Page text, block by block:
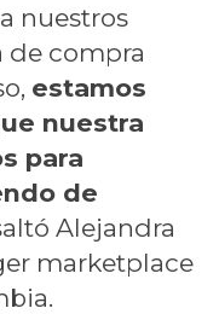
nuestros
de compra
estamos
nuestra
para
de
Alejandra
marketplace